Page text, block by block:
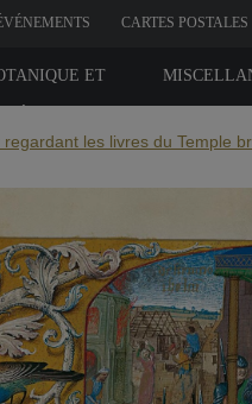
CARTES POSTALES
ET
les livres du Temple